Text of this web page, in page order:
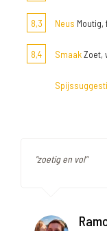
8,3 Neus
8,4 SmaakZoet,
"zoetig en vol"